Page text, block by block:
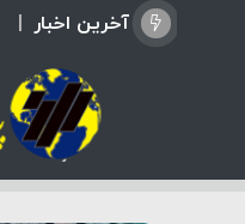
آخرین اخبار